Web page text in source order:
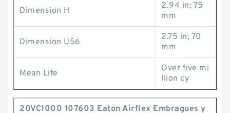
Dimension H
2.94 in; 75
mm
Dimension U56
2.75 in; 70
mm
Mean Life
Over five mi
llion cy
20VC1000 107603 Eaton Airflex Embragues y